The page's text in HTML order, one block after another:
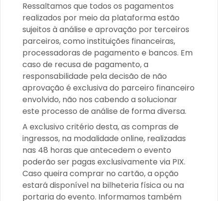
Ressaltamos que todos os pagamentos
realizados por meio da plataforma estão
sujeitos à análise e aprovação por terceiros
parceiros, como instituições financeiras,
processadoras de pagamento e bancos. Em
caso de recusa de pagamento, a
responsabilidade pela decisão de não
aprovação é exclusiva do parceiro financeiro
envolvido, não nos cabendo a solucionar
este processo de análise de forma diversa.
A exclusivo critério desta, as compras de
ingressos, na modalidade online, realizadas
nas 48 horas que antecedem o evento
poderão ser pagas exclusivamente via PIX.
Caso queira comprar no cartão, a opção
estará disponível na bilheteria física ou na
portaria do evento. Informamos também